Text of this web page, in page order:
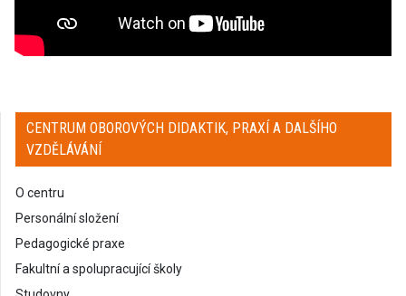
CENTRUM OBOROVÝCH DIDAKTIK, PRAXÍ A DALŠÍHO
VZDĚLÁVÁNÍ
O centru
Personální složení
Pedagogické praxe
Fakultní a spolupracující školy